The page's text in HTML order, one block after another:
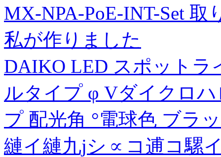
MX-NPA-PoE-INT-Set 取
私が作りました
DAIKO LED スポットラ
ルタイプ φ Vダイクロ
プ 配光角 °電球色 ブラ
縺イ縺九jシ∝コ逋コ騾